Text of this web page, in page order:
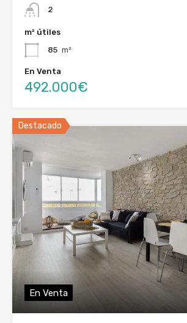
2
m² útiles
85 m²
En Venta
492.000€
Destacado
En Venta